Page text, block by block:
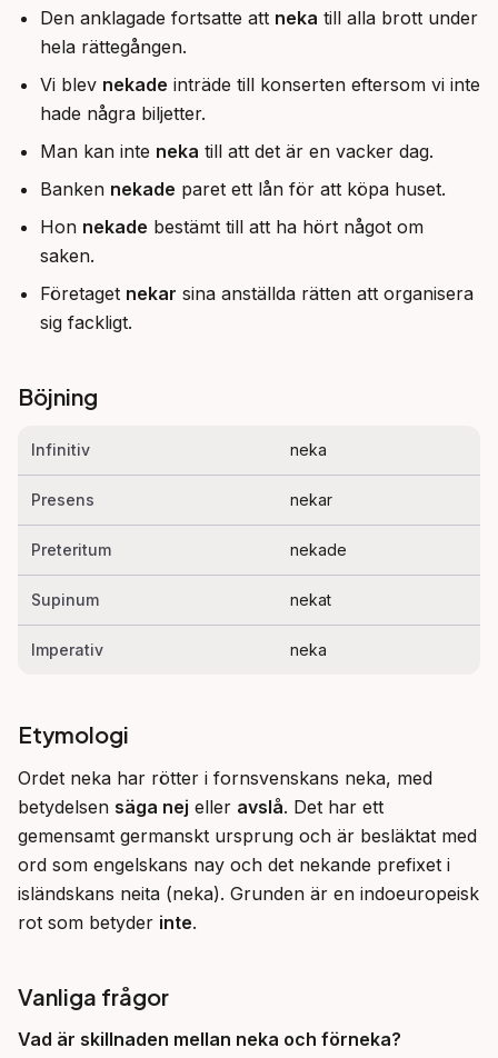
Den anklagade fortsatte att neka till alla brott under
hela rättegången.
Vi blev nekade inträde till konserten eftersom vi inte
hade några biljetter.
Man kan inte neka till att det är en vacker dag.
Banken nekade paret ett lån för att köpa huset.
Hon nekade bestämt till att ha hört något om
saken.
Företaget nekar sina anställda rätten att organisera
sig fackligt.
Böjning
Infinitiv neka
Presens nekar
Preteritum nekade
Supinum nekat
Imperativ neka
Etymologi
Ordet neka har rötter i fornsvenskans neka, med
betydelsen säga nej eller avslå. Det har ett
gemensamt germanskt ursprung och är besläktat med
ord som engelskans nay och det nekande prefixet i
isländskans neita (neka). Grunden är en indoeuropeisk
rot som betyder inte.
Vanliga frågor
Vad är skillnaden mellan neka och förneka?